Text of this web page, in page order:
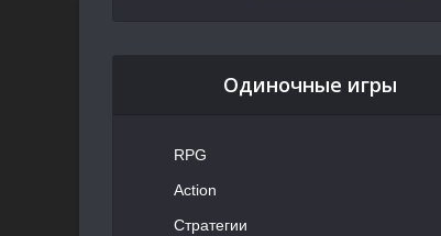
Одиночные игры
RPG
Action
Стратегии